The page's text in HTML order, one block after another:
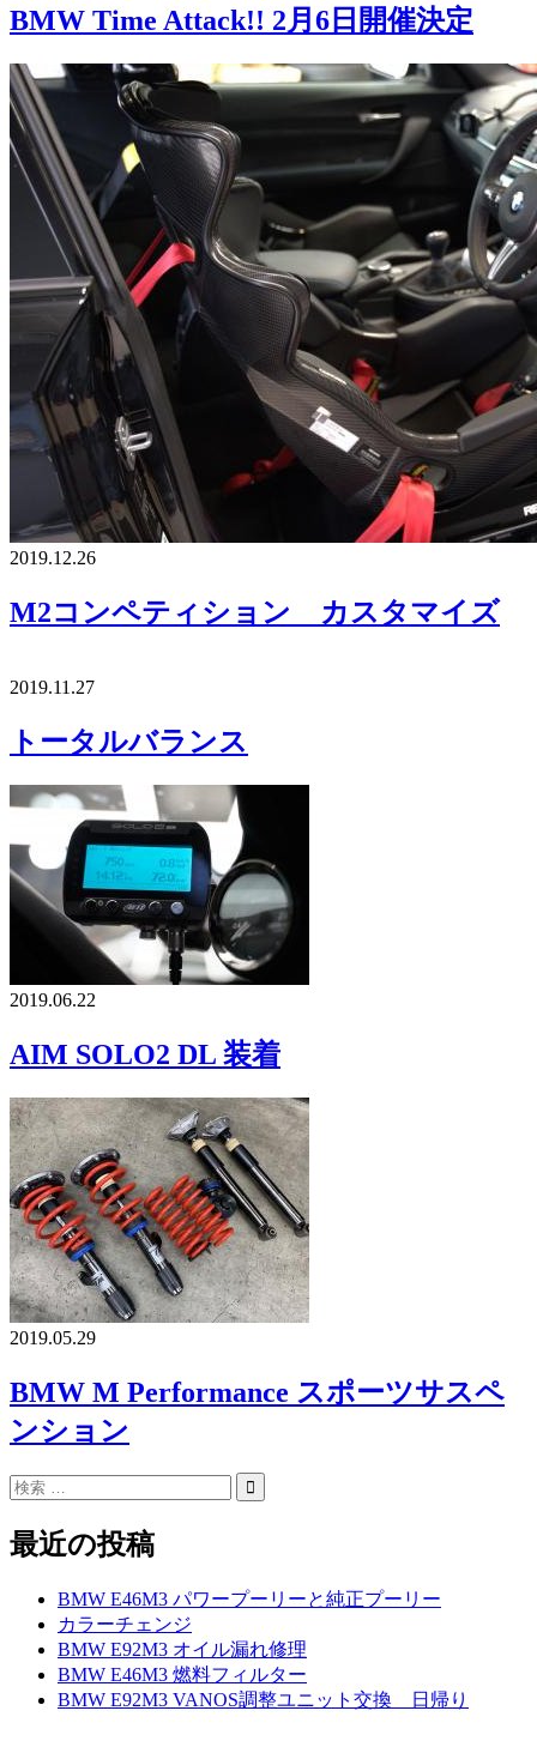
BMW Time Attack!! 2月6日開催決定
2019.12.26
M2コンペティション カスタマイズ
2019.11.27
トータルバランス
2019.06.22
AIM SOLO2 DL 装着
2019.05.29
BMW M Performance スポーツサスペ
ンション
最近の投稿
BMW E46M3 パワープーリーと純正プーリー
カラーチェンジ
BMW E92M3 オイル漏れ修理
BMW E46M3 燃料フィルター
BMW E92M3 VANOS調整ユニット交換 日帰り